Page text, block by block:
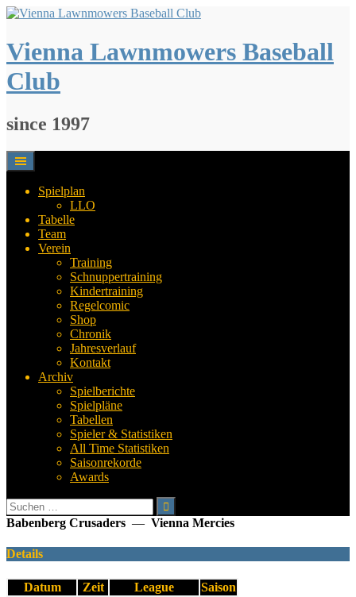
Springe
Inhalt
Vienna Lawnmowers Baseball
Club
since 1997
Spielplan
LLO
Tabelle
Team
Verein
Training
Schnuppertraining
Kindertraining
Regelcomic
Shop
Chronik
Jahresverlauf
Kontakt
Archiv
Spielberichte
Spielpläne
Tabellen
Spieler & Statistiken
All Time Statistiken
Saisonrekorde
Awards
Suchen
nach:
Babenberg Crusaders — Vienna Mercies
Details
Datum Zeit League
Saison